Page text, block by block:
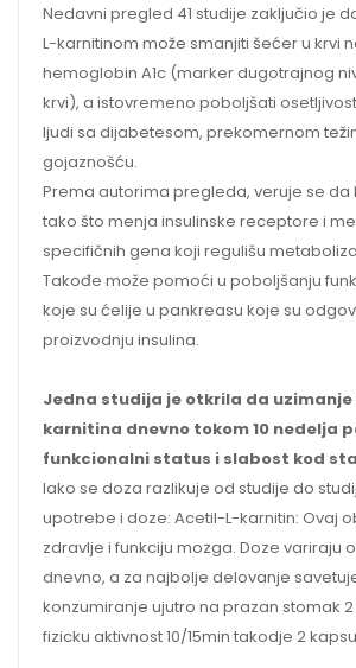
Nedavni pregled 41 studije zaključio je
L-karnitinom može smanjiti šećer u krvi
hemoglobin A1c (marker dugotrajnog
krvi), a istovremeno poboljšati
ljudi sa dijabetesom, prekomernom
gojaznošću.
Prema autorima pregleda, veruje se da
tako što menja insulinske receptore i
specifičnih gena koji regulišu
Takođe može pomoći u poboljšanju
koje su ćelije u pankreasu koje su
proizvodnju insulina.
Jedna studija je otkrila da uzimanje
karnitina dnevno tokom 10 nedelja
funkcionalni status i slabost kod
Iako se doza razlikuje od studije do
upotrebe i doze: Acetil-L-karnitin: Ovaj
zdravlje i funkciju mozga. Doze variraju
dnevno, a za najbolje delovanje
konzumiranje ujutro na prazan stomak
fizicku aktivnost 10/15min takodje 2